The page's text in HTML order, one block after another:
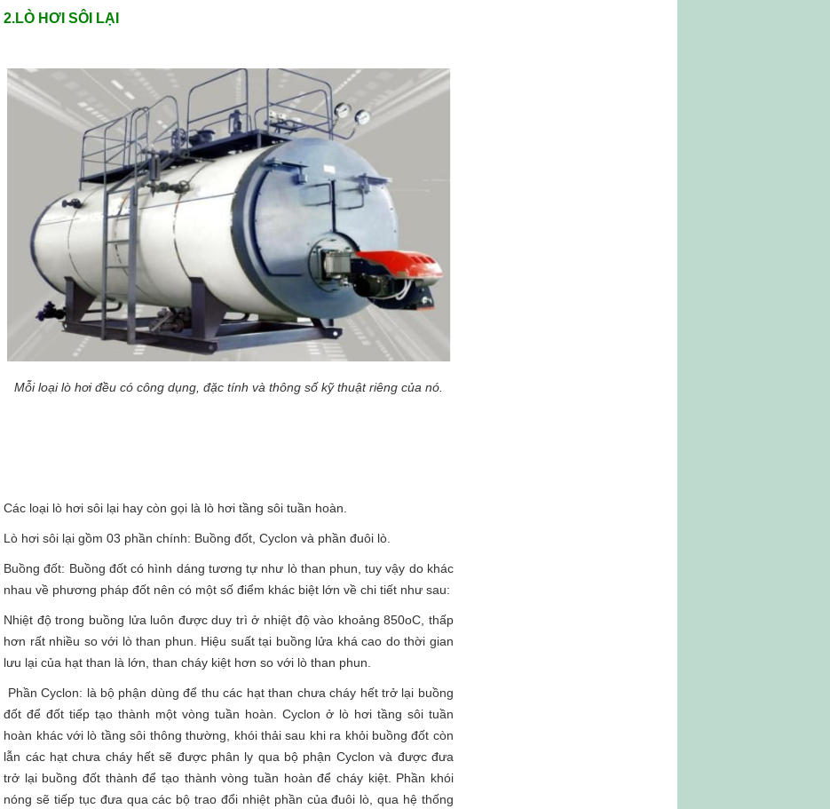
2.LÒ HƠI SÔI LẠI
Mỗi loại lò hơi đều có công dụng, đặc tính và thông số kỹ thuật riêng của nó.
Các loại lò hơi sôi lại hay còn gọi là lò hơi tầng sôi tuần hoàn.
Lò hơi sôi lại gồm 03 phần chính: Buồng đốt, Cyclon và phần đuôi lò.
Buồng đốt: Buồng đốt có hình dáng tương tự như lò than phun, tuy vậy do khác
nhau về phương pháp đốt nên có một số điểm khác biệt lớn về chi tiết như sau:
Nhiệt độ trong buồng lửa luôn được duy trì ở nhiệt độ vào khoảng 850oC, thấp
hơn rất nhiều so với lò than phun. Hiệu suất tại buồng lửa khá cao do thời gian
lưu lại của hạt than là lớn, than cháy kiệt hơn so với lò than phun.
Phần Cyclon: là bộ phận dùng để thu các hạt than chưa cháy hết trở lại buồng
đốt để đốt tiếp tạo thành một vòng tuần hoàn. Cyclon ở lò hơi tầng sôi tuần
hoàn khác với lò tầng sôi thông thường, khói thải sau khi ra khỏi buồng đốt còn
lẫn các hạt chưa cháy hết sẽ được phân ly qua bộ phận Cyclon và được đưa
trở lại buồng đốt thành để tạo thành vòng tuần hoàn để cháy kiệt. Phần khói
nóng sẽ tiếp tục đưa qua các bộ trao đổi nhiệt phần của đuôi lò, qua hệ thống